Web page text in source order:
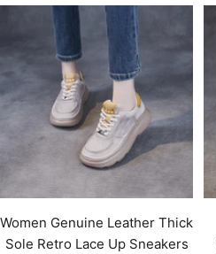
vendita
Women Genuine Leather Thick
Sole Retro Lace Up Sneakers